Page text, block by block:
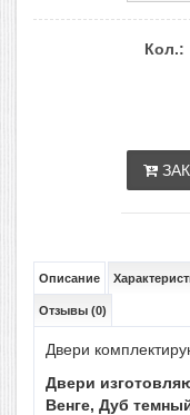
Кол.:
Описание
Отзывы (0)
Двери
Двери
Венге, Дуб